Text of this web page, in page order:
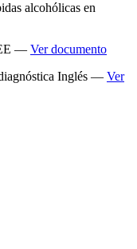
alcohólicas en
— Ver documento
Inglés — Ver